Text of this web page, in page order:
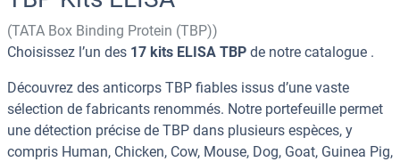
(TATA Box Binding Protein (TBP))
Choisissez l’un des 17 kits ELISA TBP de notre catalogue .
Découvrez des anticorps TBP fiables issus d’une vaste
sélection de fabricants renommés. Notre portefeuille permet
une détection précise de TBP dans plusieurs espèces, y
compris Human, Chicken, Cow, Mouse, Dog, Goat, Guinea Pig,